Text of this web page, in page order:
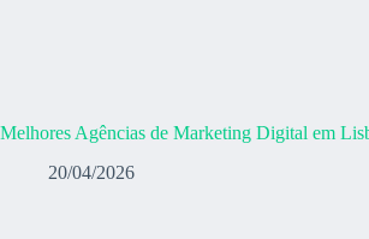
Melhores Agências de Marketing Digital em
20/04/2026